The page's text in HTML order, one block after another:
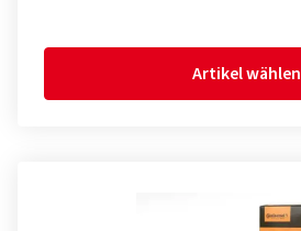
Artikel wählen